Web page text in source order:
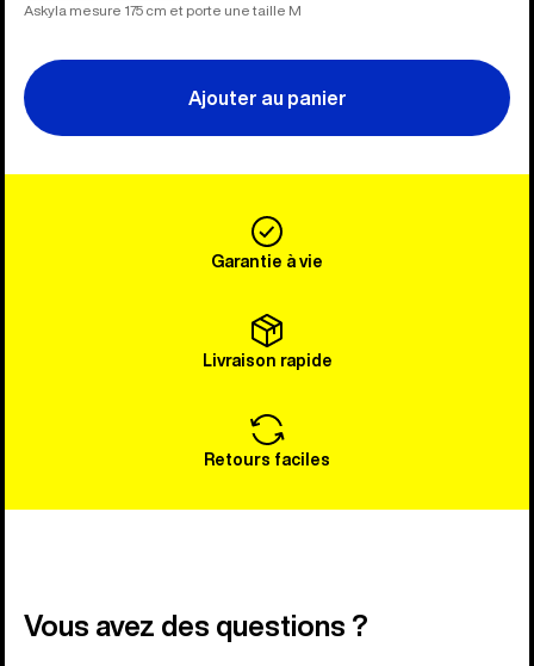
Askyla mesure 175 cm et porte une taille M
Ajouter au panier
Garantie à vie
Livraison rapide
Retours faciles
Vous avez des questions ?